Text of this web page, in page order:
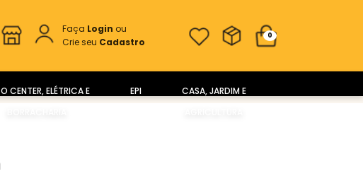
Faça Login ou
Crie seu Cadastro
0
CENTER, ELÉTRICA E
EPI
CASA, JARDIM E